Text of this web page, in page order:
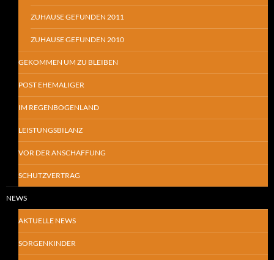
ZUHAUSE GEFUNDEN 2011
ZUHAUSE GEFUNDEN 2010
GEKOMMEN UM ZU BLEIBEN
POST EHEMALIGER
IM REGENBOGENLAND
LEISTUNGSBILANZ
VOR DER ANSCHAFFUNG
SCHUTZVERTRAG
NEWS
AKTUELLE NEWS
SORGENKINDER